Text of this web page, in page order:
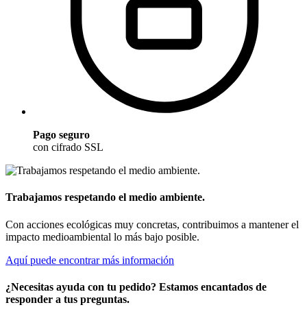
Pago seguro
con cifrado SSL
Trabajamos respetando el medio ambiente.
Con acciones ecológicas muy concretas, contribuimos a mantener el
impacto medioambiental lo más bajo posible.
Aquí puede encontrar más información
¿Necesitas ayuda con tu pedido? Estamos encantados de
responder a tus preguntas.